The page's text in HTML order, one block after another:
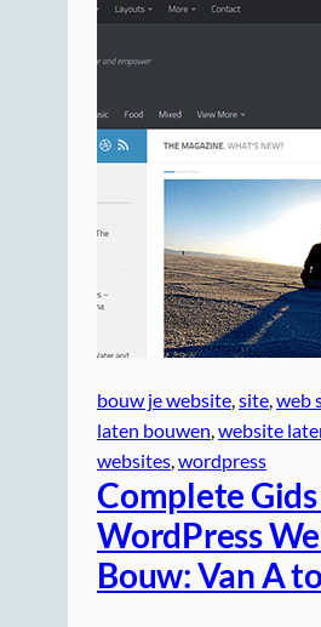
bouw je website, site, web
laten bouwen, website
websites, wordpress
Complete
WordPress
Bouw: Van A